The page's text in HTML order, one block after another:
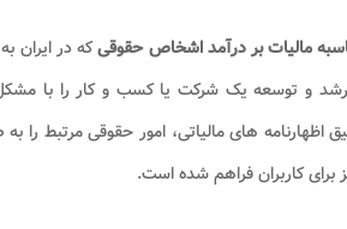
مالیات بر درآمد اشخاص حقوقیکه در ایران
و توسعه یک شرکت یا کسب و کار را با مشکل
های مالیاتی، امور حقوقی مرتبط را
برای کاربران فراهم شده است.